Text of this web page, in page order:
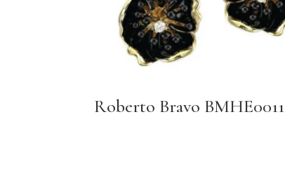
Roberto Bravo BMHE0011